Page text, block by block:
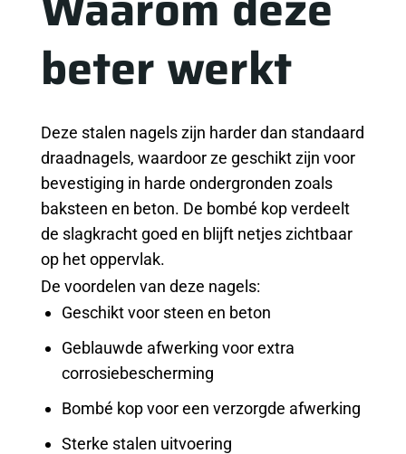
beter werkt
Deze stalen nagels zijn harder dan standaard
draadnagels, waardoor ze geschikt zijn voor
bevestiging in harde ondergronden zoals
baksteen en beton. De bombé kop verdeelt
de slagkracht goed en blijft netjes zichtbaar
op het oppervlak.
De voordelen van deze nagels:
Geschikt voor steen en beton
Geblauwde afwerking voor extra
corrosiebescherming
Bombé kop voor een verzorgde afwerking
Sterke stalen uitvoering